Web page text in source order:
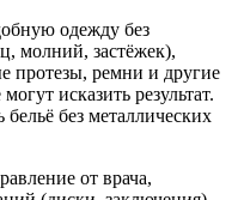
одежду без
молний, застёжек),
протезы, ремни и другие
исказить результат.
без металлических
от врача,